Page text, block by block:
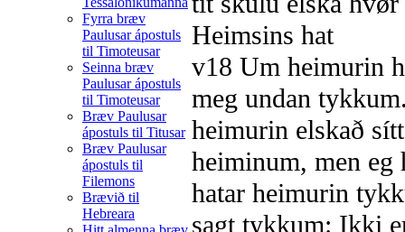
Fyrra bræv
Paulusar ápostuls
til Timoteusar
Seinna bræv
Paulusar ápostuls
til Timoteusar
Bræv Paulusar
ápostuls til Titusar
Bræv Paulusar
ápostuls til
Filemons
Brævið til
Hebreara
Heimsins hat
v18 Um heimurin
meg undan
heimurin elskað
heiminum, men
hatar heimurin
sagt tykkum: Ikki